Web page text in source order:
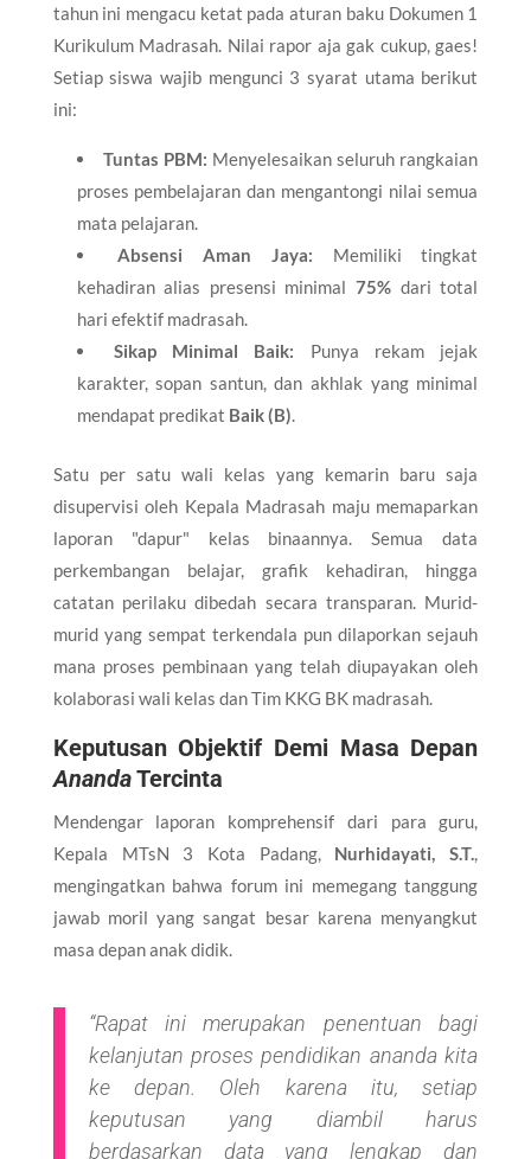
tahun ini mengacu ketat pada aturan baku Dokumen 1
Kurikulum Madrasah. Nilai rapor aja gak cukup, gaes!
Setiap siswa wajib mengunci 3 syarat utama berikut
ini:
Tuntas PBM: Menyelesaikan seluruh rangkaian
proses pembelajaran dan mengantongi nilai semua
mata pelajaran.
Absensi Aman Jaya: Memiliki tingkat
kehadiran alias presensi minimal75% dari total
hari efektif madrasah.
Sikap Minimal Baik: Punya rekam jejak
karakter, sopan santun, dan akhlak yang minimal
mendapat predikat Baik (B).
Satu per satu wali kelas yang kemarin baru saja
disupervisi oleh Kepala Madrasah maju memaparkan
laporan "dapur" kelas binaannya. Semua data
perkembangan belajar, grafik kehadiran, hingga
catatan perilaku dibedah secara transparan. Murid-
murid yang sempat terkendala pun dilaporkan sejauh
mana proses pembinaan yang telah diupayakan oleh
kolaborasi wali kelas dan Tim KKG BK madrasah.
Keputusan Objektif Demi Masa Depan
AnandaTercinta
Mendengar laporan komprehensif dari para guru,
Kepala MTsN 3 Kota Padang, Nurhidayati, S.T.,
mengingatkan bahwa forum ini memegang tanggung
jawab moril yang sangat besar karena menyangkut
masa depan anak didik.
“Rapat ini merupakan penentuan bagi
kelanjutan proses pendidikan ananda kita
ke depan. Oleh karena itu, setiap
keputusan yang diambil harus
berdasarkan data yang lengkap dan